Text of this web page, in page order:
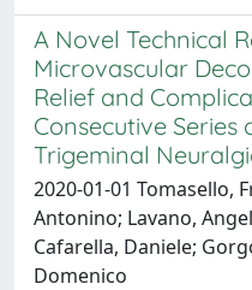
A Novel Technical
Microvascular
Relief and
Consecutive Series
Trigeminal
2020-01-01 Tomasello,
Antonino; Lavano,
Cafarella, Daniele;
Domenico